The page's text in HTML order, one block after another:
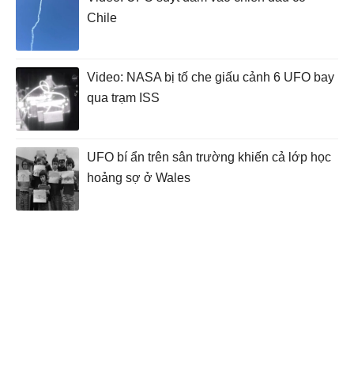
Chile
Video: NASA bị tố che giấu cảnh 6 UFO bay
qua trạm ISS
UFO bí ẩn trên sân trường khiến cả lớp học
hoảng sợ ở Wales